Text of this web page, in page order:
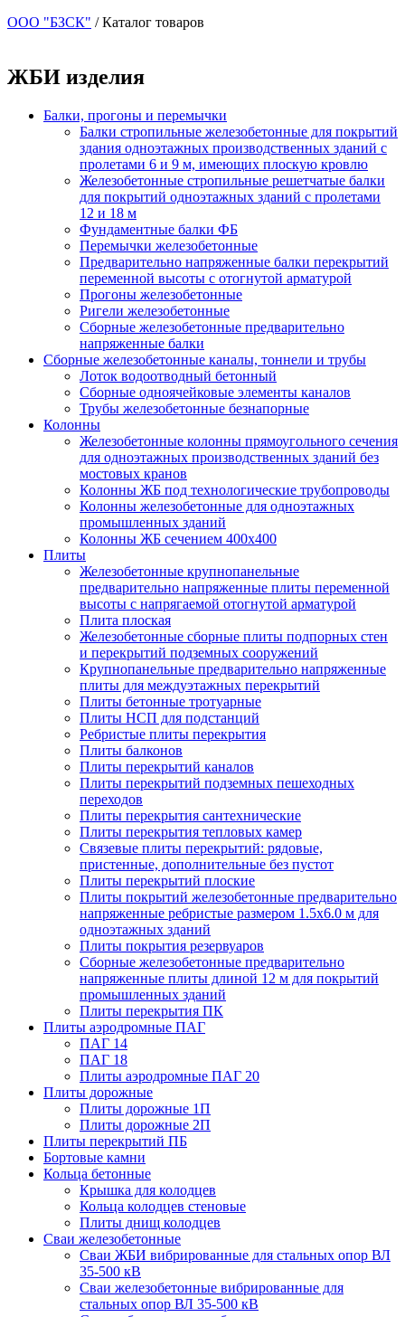
ООО "БЗСК" /Каталог товаров
ЖБИ изделия
Балки, прогоны и перемычки
Балки стропильные железобетонные для покрытий
здания одноэтажных производственных зданий с
пролетами 6 и 9 м, имеющих плоскую кровлю
Железобетонные стропильные решетчатые балки
для покрытий одноэтажных зданий с пролетами
12 и 18 м
Фундаментные балки ФБ
Перемычки железобетонные
Предварительно напряженные балки перекрытий
переменной высоты с отогнутой арматурой
Прогоны железобетонные
Ригели железобетонные
Сборные железобетонные предварительно
напряженные балки
Сборные железобетонные каналы, тоннели и трубы
Лоток водоотводный бетонный
Сборные одноячейковые элементы каналов
Трубы железобетонные безнапорные
Колонны
Железобетонные колонны прямоугольного сечения
для одноэтажных производственных зданий без
мостовых кранов
Колонны ЖБ под технологические трубопроводы
Колонны железобетонные для одноэтажных
промышленных зданий
Колонны ЖБ сечением 400х400
Плиты
Железобетонные крупнопанельные
предварительно напряженные плиты переменной
высоты с напрягаемой отогнутой арматурой
Плита плоская
Железобетонные сборные плиты подпорных стен
и перекрытий подземных сооружений
Крупнопанельные предварительно напряженные
плиты для междуэтажных перекрытий
Плиты бетонные тротуарные
Плиты НСП для подстанций
Ребристые плиты перекрытия
Плиты балконов
Плиты перекрытий каналов
Плиты перекрытий подземных пешеходных
переходов
Плиты перекрытия сантехнические
Плиты перекрытия тепловых камер
Связевые плиты перекрытий: рядовые,
пристенные, дополнительные без пустот
Плиты перекрытий плоские
Плиты покрытий железобетонные предварительно
напряженные ребристые размером 1.5х6.0 м для
одноэтажных зданий
Плиты покрытия резервуаров
Сборные железобетонные предварительно
напряженные плиты длиной 12 м для покрытий
промышленных зданий
Плиты перекрытия ПК
Плиты аэродромные ПАГ
ПАГ 14
ПАГ 18
Плиты аэродромные ПАГ 20
Плиты дорожные
Плиты дорожные 1П
Плиты дорожные 2П
Плиты перекрытий ПБ
Бортовые камни
Кольца бетонные
Крышка для колодцев
Кольца колодцев стеновые
Плиты днищ колодцев
Сваи железобетонные
Сваи ЖБИ вибрированные для стальных опор ВЛ
35-500 кВ
Сваи железобетонные вибрированные для
стальных опор ВЛ 35-500 кВ